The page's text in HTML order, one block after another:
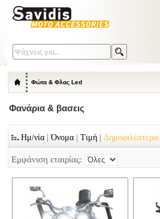
Φώτα & Φλας Led
Φανάρια & βασεις
Ημ/νία |Όνομα |Τιμή |Δημοφιλέστερα
Εμφάνιση εταιρίας: